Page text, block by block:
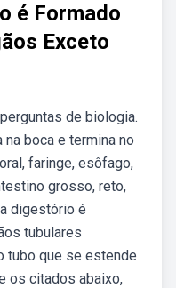
é Formado
Exceto
de biologia.
boca e termina no
faringe, esôfago,
grosso, reto,
digestório é
tubulares
tubo que se estende
os citados abaixo,